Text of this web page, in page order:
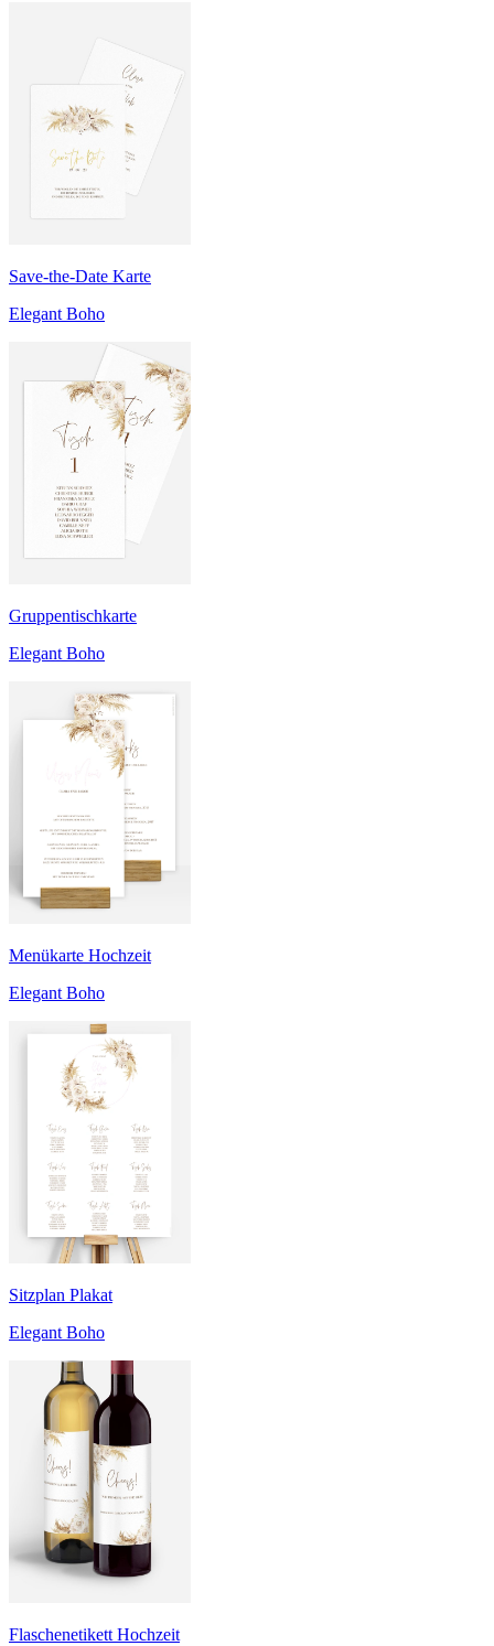
Save-the-Date Karte
Elegant Boho
Gruppentischkarte
Elegant Boho
Menükarte Hochzeit
Elegant Boho
Sitzplan Plakat
Elegant Boho
Flaschenetikett Hochzeit